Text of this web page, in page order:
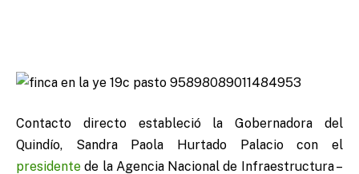
Contacto directo estableció la Gobernadora del
Quindío, Sandra Paola Hurtado Palacio con el
presidente de la Agencia Nacional de Infraestructura –